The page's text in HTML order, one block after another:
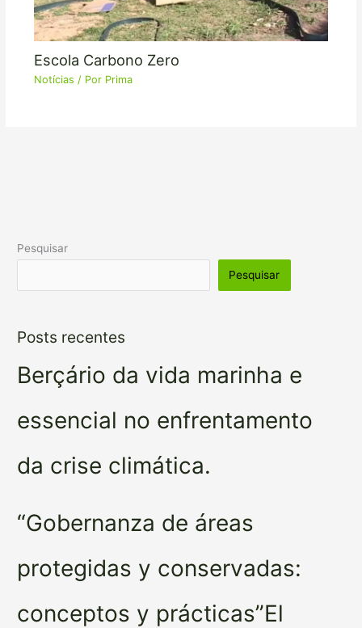
Escola Carbono Zero
Notícias / Por Prima
Pesquisar
Pesquisar
Posts recentes
Berçário da vida marinha e
essencial no enfrentamento
da crise climática.
“Gobernanza de áreas
protegidas y conservadas:
conceptos y prácticas”El